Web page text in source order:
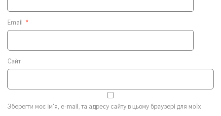
Email *
Сайт
Зберегти моє ім'я, e-mail, та адресу сайту в цьому браузері для моїх